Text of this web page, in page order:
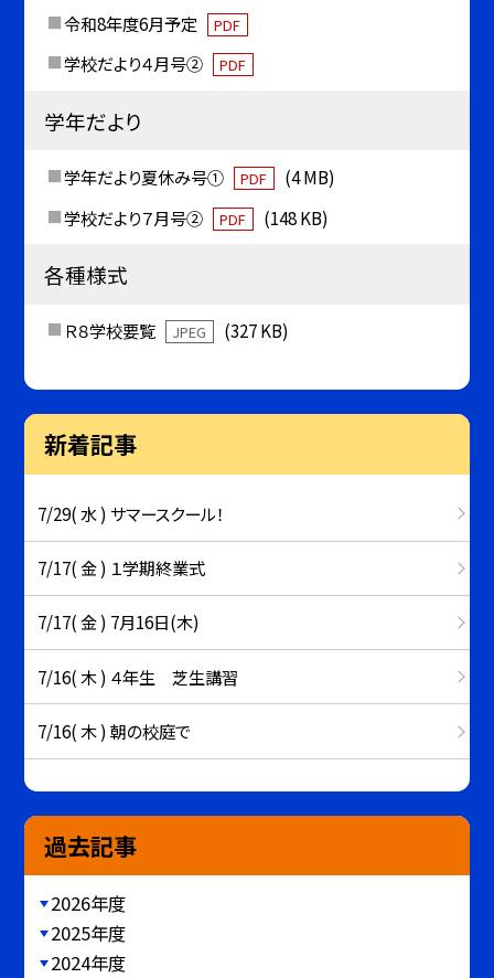
令和8年度6月予定
PDF
学校だより４月号② PDF
学年だより
学年だより夏休み号① PDF
(4 MB)
学校だより７月号②
PDF (148 KB)
各種様式
Ｒ８学校要覧 JPEG (327 KB)
新着記事
7/29( 水 ) サマースクール！
7/17( 金 ) １学期終業式
7/17( 金 ) 7月16日(木)
7/16( 木 ) ４年生 芝生講習
7/16( 木 ) 朝の校庭で
過去記事
2026年度
2025年度
2024年度